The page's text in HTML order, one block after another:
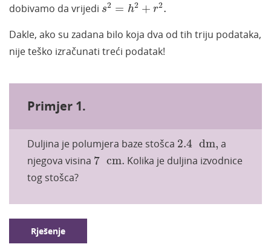
dobivamo da vrijedi s2 = h2 + r2.
Dakle, ako su zadana bilo koja dva od tih triju podataka,
nije teško izračunati treći podatak!
Primjer 1.
Duljina je polumjera baze stošca 2.4 dm,
2.4 dm, a
njegova visina 7 cm.
7 cm. Kolika je duljina izvodnice
tog stošca?
Rješenje